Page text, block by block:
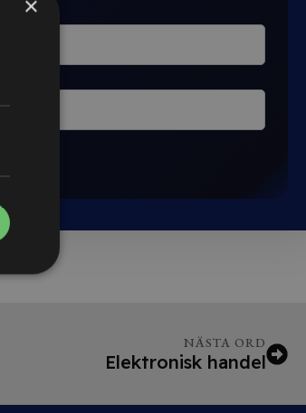
NÄSTA ORD
Elektronisk handel
×